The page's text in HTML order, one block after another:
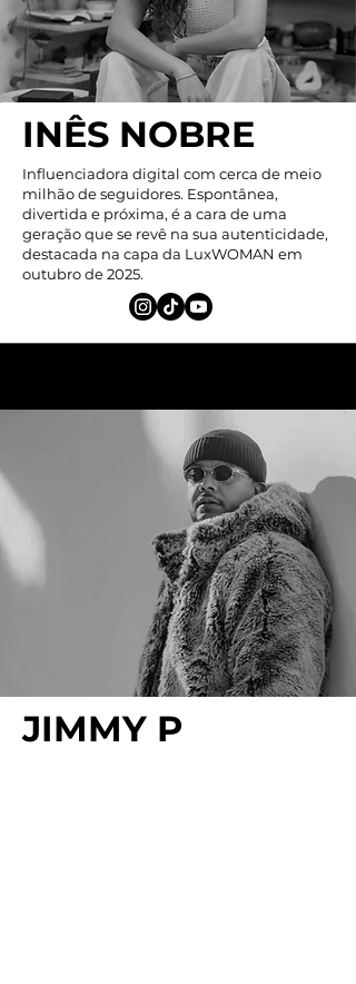
INÊS NOBRE
Influenciadora digital com cerca de meio
milhão de seguidores. Espontânea,
divertida e próxima, é a cara de uma
geração que se revê na sua autenticidade,
destacada na capa da LuxWOMAN em
outubro de 2025.
JIMMY P